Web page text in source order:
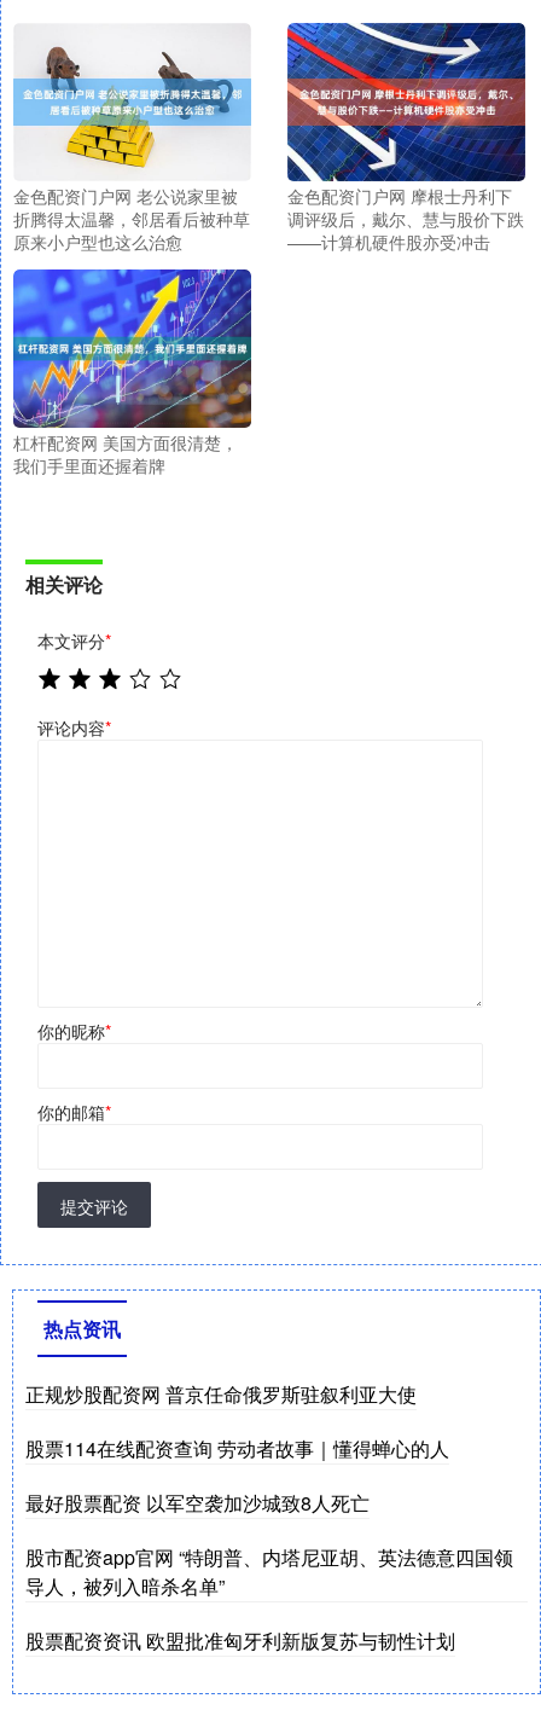
金色配资门户网 老公说家里被
折腾得太温馨，邻居看后被种草
原来小户型也这么治愈
金色配资门户网 摩根士丹利下
调评级后，戴尔、慧与股价下跌
——计算机硬件股亦受冲击
杠杆配资网 美国方面很清楚，
我们手里面还握着牌
相关评论
本文评分*
评论内容*
你的昵称*
你的邮箱*
提交评论
热点资讯
正规炒股配资网 普京任命俄罗斯驻叙利亚大使
股票114在线配资查询 劳动者故事｜懂得蝉心的人
最好股票配资 以军空袭加沙城致8人死亡
股市配资app官网 “特朗普、内塔尼亚胡、英法德意四国领
导人，被列入暗杀名单”
股票配资资讯 欧盟批准匈牙利新版复苏与韧性计划